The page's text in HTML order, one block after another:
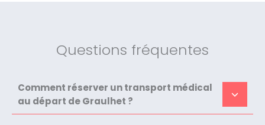
Questions fréquentes
Comment réserver un transport médical
au départ de Graulhet ?